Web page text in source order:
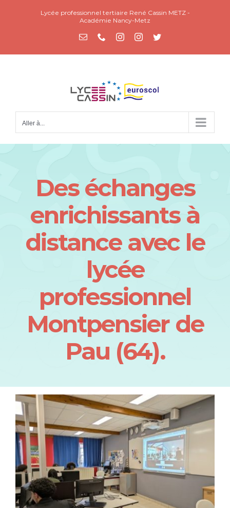
Lycée professionnel tertiaire René Cassin METZ -
Académie Nancy-Metz
Email TéléphoneInstagramInstagramTwitter
Aller à...
Des échanges
enrichissants à
distance avec le
lycée
professionnel
Montpensier de
Pau (64).